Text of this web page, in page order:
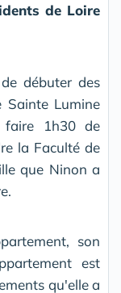
de Loire
débuter des
Sainte Lumine
faire 1h30 de
la Faculté de
que Ninon a
son
est
qu'elle a